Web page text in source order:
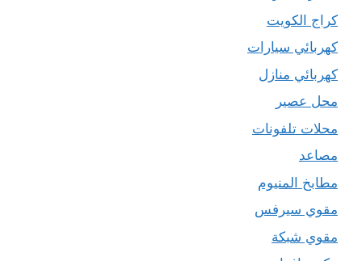
كراج الكويت
كهربائي سيارات
كهربائي منازل
محل عصير
محلات تلفونات
مصاعد
مطابخ المنيوم
مقوي سيرفس
مقوي شبكة